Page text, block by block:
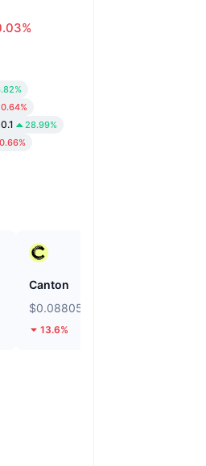
0.64%
28.99%
0.66%
Canton
$0.08805
13.6%